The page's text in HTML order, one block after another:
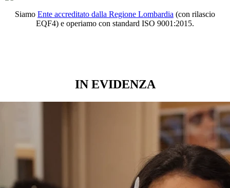
Siamo Ente accreditato dalla Regione Lombardia (con rilascio
EQF4) e operiamo con standard ISO 9001:2015.
IN EVIDENZA